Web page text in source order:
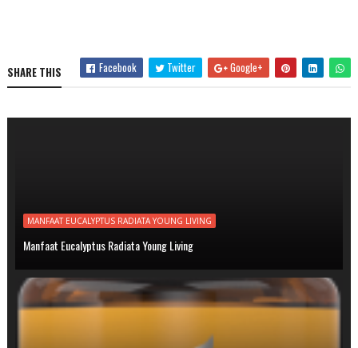
SHARE THIS Facebook Twitter Google+
MANFAAT EUCALYPTUS RADIATA YOUNG LIVING
Manfaat Eucalyptus Radiata Young Living